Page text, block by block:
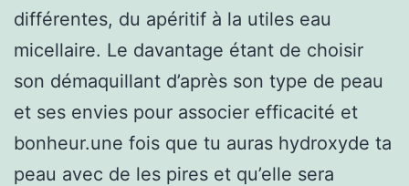
différentes, du apéritif à la utiles eau
micellaire. Le davantage étant de choisir
son démaquillant d’après son type de peau
et ses envies pour associer efficacité et
bonheur.une fois que tu auras hydroxyde ta
peau avec de les pires et qu’elle sera